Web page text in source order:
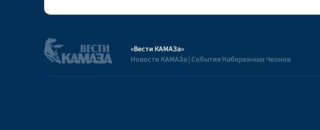
«Вести КАМАЗа»
Новости КАМАЗа | События Набережных Челнов